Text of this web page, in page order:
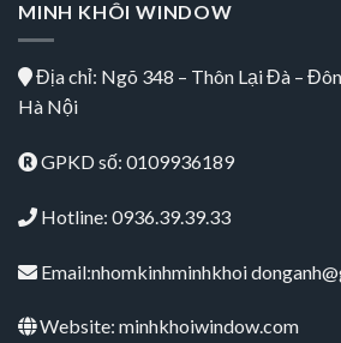
MINH KHÔI WINDOW
Địa chỉ: Ngõ 348 – Thôn Lại Đà –
Hà Nội
GPKD số: 0109936189
Hotline: 0936.39.39.33
Email:nhomkinhminhkhoi
Website: minhkhoiwindow.com